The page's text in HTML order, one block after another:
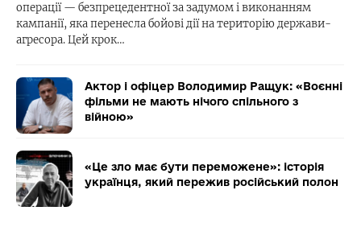
операції — безпрецедентної за задумом і виконанням
кампанії, яка перенесла бойові дії на територію держави-
агресора. Цей крок…
Актор і офіцер Володимир Ращук: «Воєнні
фільми не мають нічого спільного з
війною»
«Це зло має бути переможене»: історія
українця, який пережив російський полон